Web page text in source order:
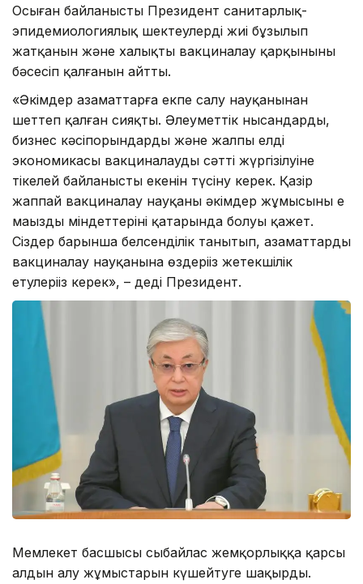
Осыған байланысты Президент санитарлық-
эпидемиологиялық шектеулердің жиі бұзылып
жатқанын және халықты вакциналау қарқынының
бәсеңсіп қалғанын айтты.
«Әкімдер азаматтарға екпе салу науқанынан
шеттеп қалған сияқты. Әлеуметтік нысандардың,
бизнес кәсіпорындардың және жалпы елдің
экономикасы вакциналаудың сәтті жүргізілуіне
тікелей байланысты екенін түсіну керек. Қазір
жаппай вакциналау науқаны әкімдер жұмысының ең
маңызды міндеттерінің қатарында болуы қажет.
Сіздер барынша белсенділік танытып, азаматтарды
вакциналау науқанына өздеріңіз жетекшілік
етулеріңіз керек», – деді Президент.
Мемлекет басшысы сыбайлас жемқорлыққа қарсы
алдын алу жұмыстарын күшейтуге шақырды.